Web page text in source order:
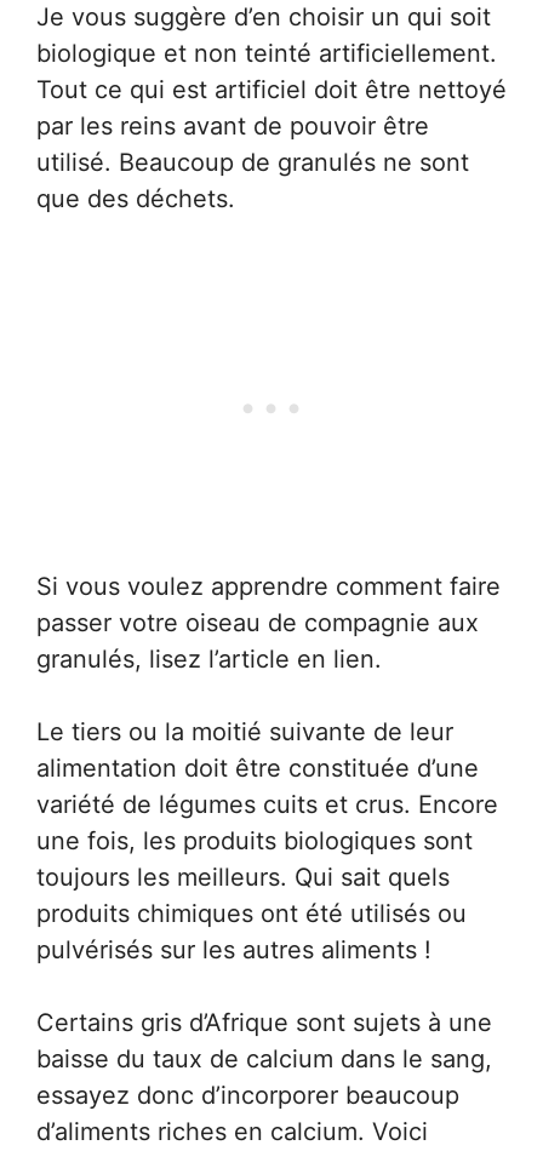
Je vous suggère d’en choisir un qui soit
biologique et non teinté artificiellement.
Tout ce qui est artificiel doit être nettoyé
par les reins avant de pouvoir être
utilisé. Beaucoup de granulés ne sont
que des déchets.
Si vous voulez apprendre comment faire
passer votre oiseau de compagnie aux
granulés, lisez l’article en lien.
Le tiers ou la moitié suivante de leur
alimentation doit être constituée d’une
variété de légumes cuits et crus. Encore
une fois, les produits biologiques sont
toujours les meilleurs. Qui sait quels
produits chimiques ont été utilisés ou
pulvérisés sur les autres aliments !
Certains gris d’Afrique sont sujets à une
baisse du taux de calcium dans le sang,
essayez donc d’incorporer beaucoup
d’aliments riches en calcium. Voici